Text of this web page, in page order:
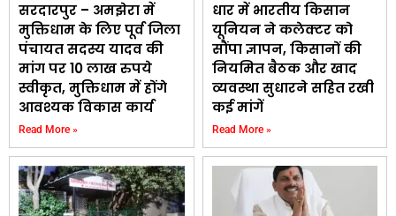
सरदारपुर – अमझेरा में
मुक्तिधाम के लिए पूर्व जिला
पंचायत सदस्य यादव की
मांग पर 10 लाख रुपये
स्वीकृत, मुक्तिधाम में होंगे
आवश्यक विकास कार्य
Read More »
धार में भारतीय किसान
यूनियन ने कलेक्टर को
सौंपा ज्ञापन, किसानों की
नियमित बैठक और खाद
व्यवस्था सुधारने सहित रखी
कई मांगें
Read More »